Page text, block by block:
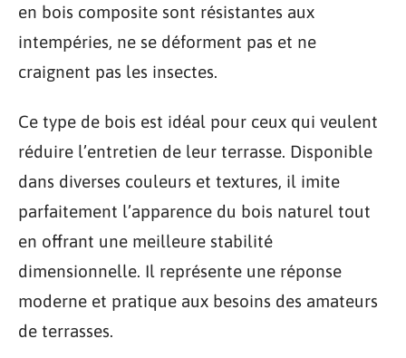
en bois composite sont résistantes aux
intempéries, ne se déforment pas et ne
craignent pas les insectes.
Ce type de bois est idéal pour ceux qui veulent
réduire l’entretien de leur terrasse. Disponible
dans diverses couleurs et textures, il imite
parfaitement l’apparence du bois naturel tout
en offrant une meilleure stabilité
dimensionnelle. Il représente une réponse
moderne et pratique aux besoins des amateurs
de terrasses.